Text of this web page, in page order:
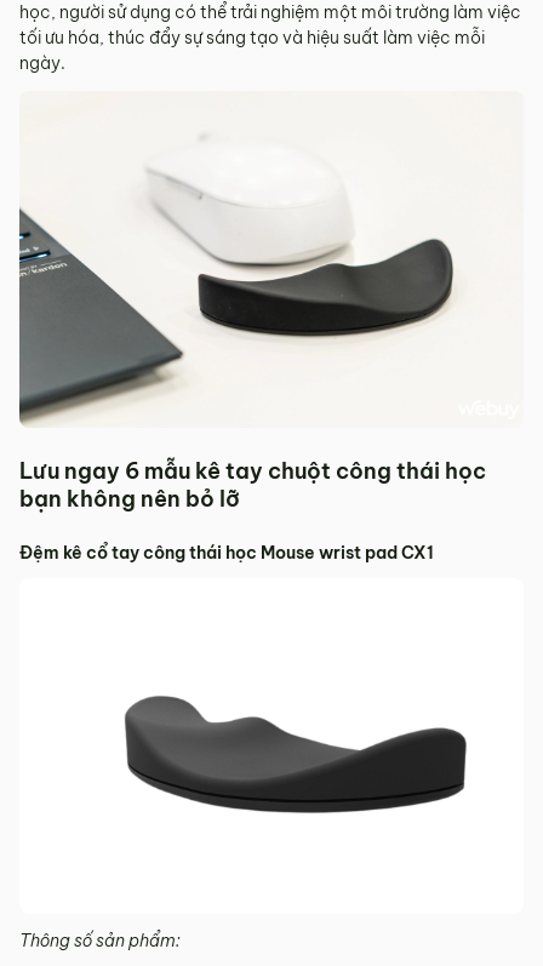
học, người sử dụng có thể trải nghiệm một môi trường làm việc
tối ưu hóa, thúc đẩy sự sáng tạo và hiệu suất làm việc mỗi
ngày.
Lưu ngay 6 mẫu kê tay chuột công thái học
bạn không nên bỏ lỡ
Đệm kê cổ tay công thái học Mouse wrist pad CX1
Thông số sản phẩm: